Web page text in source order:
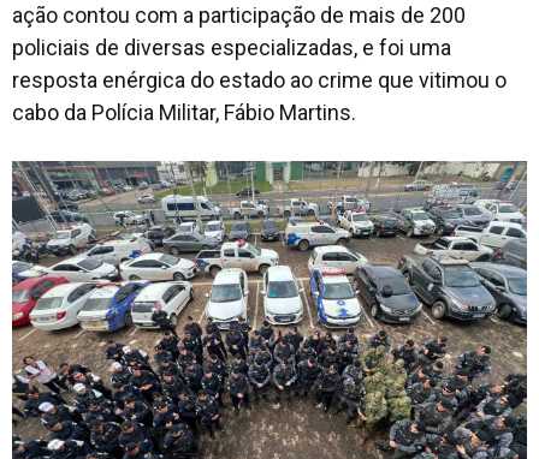
ação contou com a participação de mais de 200
policiais de diversas especializadas, e foi uma
resposta enérgica do estado ao crime que vitimou o
cabo da Polícia Militar, Fábio Martins.